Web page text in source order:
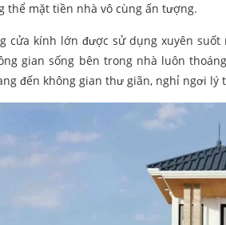
thể mặt tiền nhà vô cùng ấn tượng.
cửa kính lớn được sử dụng xuyên
gian sống bên trong nhà luôn
đến không gian thư giãn, nghỉ ngơi lý